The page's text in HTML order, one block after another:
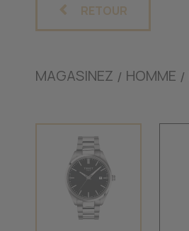
RETOUR
MAGASINEZ HOMME